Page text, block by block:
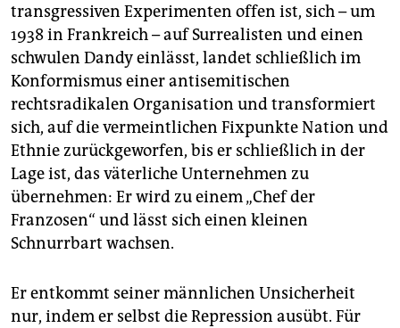
transgressiven Experimenten offen ist, sich – um
1938 in Frankreich – auf Surrealisten und einen
schwulen Dandy einlässt, landet schließlich im
Konformismus einer antisemitischen
rechtsradikalen Organisation und transformiert
sich, auf die vermeintlichen Fixpunkte Nation und
Ethnie zurückgeworfen, bis er schließlich in der
Lage ist, das väterliche Unternehmen zu
übernehmen: Er wird zu einem „Chef der
Franzosen“ und lässt sich einen kleinen
Schnurrbart wachsen.
Er entkommt seiner männlichen Unsicherheit
nur, indem er selbst die Repression ausübt. Für